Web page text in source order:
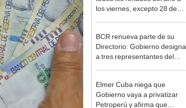
los viernes, excepto 28 de
BCR renueva parte de su
Directorio: Gobierno designa
a tres representantes del
Elmer Cuba niega que
Gobierno vaya a privatizar
Petroperú y afirma que